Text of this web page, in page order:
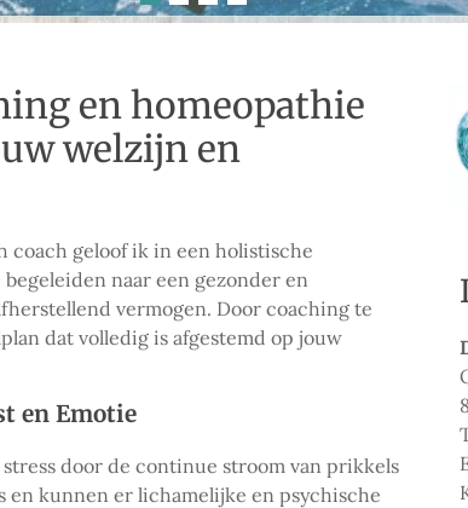
en homeopathie
welzijn en
coach geloof ik in een holistische
naar een gezonder en
vermogen. Door coaching te
dat volledig is afgestemd op jouw
en Emotie
door de continue stroom van prikkels
kunnen er lichamelijke en psychische